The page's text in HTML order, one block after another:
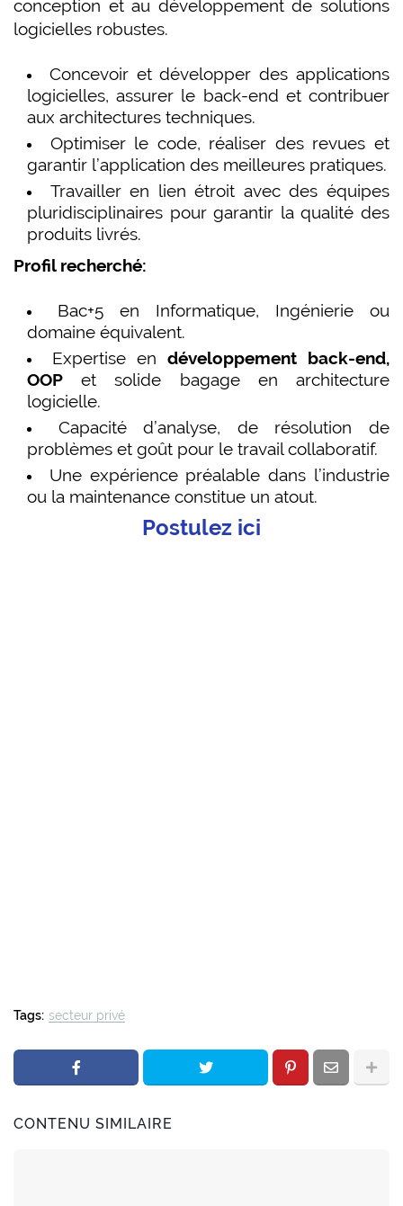
conception et au développement de solutions
logicielles robustes.
Concevoir et développer des applications
logicielles, assurer le back-end et contribuer
aux architectures techniques.
Optimiser le code, réaliser des revues et
garantir l’application des meilleures pratiques.
Travailler en lien étroit avec des équipes
pluridisciplinaires pour garantir la qualité des
produits livrés.
Profil recherché:
Bac+5 en Informatique, Ingénierie ou
domaine équivalent.
Expertise en développement back-end,
OOP et solide bagage en architecture
logicielle.
Capacité d’analyse, de résolution de
problèmes et goût pour le travail collaboratif.
Une expérience préalable dans l’industrie
ou la maintenance constitue un atout.
Postulez ici
Tags: secteur privé
CONTENU SIMILAIRE